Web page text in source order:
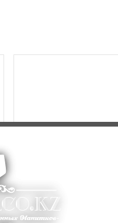
MUMM CORDON ROUGE